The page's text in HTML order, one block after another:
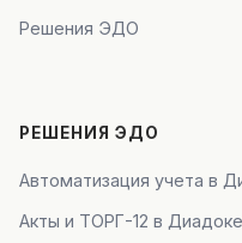
Решения ЭДО
РЕШЕНИЯ ЭДО
Автоматизация учета в
Акты и ТОРГ-12 в Диадоке